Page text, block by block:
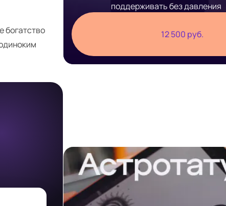
богатство
поддерживать без давления
12 500 руб.